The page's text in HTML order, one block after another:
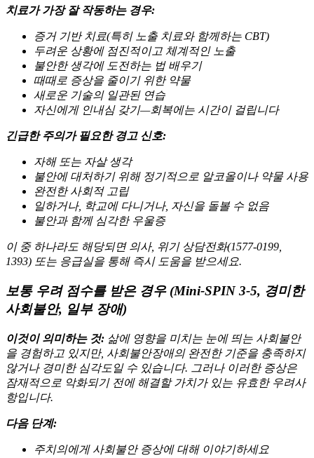
치료가 가장 잘 작동하는 경우:
증거 기반 치료(특히 노출 치료와 함께하는 CBT)
두려운 상황에 점진적이고 체계적인 노출
불안한 생각에 도전하는 법 배우기
때때로 증상을 줄이기 위한 약물
새로운 기술의 일관된 연습
자신에게 인내심 갖기—회복에는 시간이 걸립니다
긴급한 주의가 필요한 경고 신호:
자해 또는 자살 생각
불안에 대처하기 위해 정기적으로 알코올이나 약물 사용
완전한 사회적 고립
일하거나, 학교에 다니거나, 자신을 돌볼 수 없음
불안과 함께 심각한 우울증
이 중 하나라도 해당되면 의사, 위기 상담전화(1577-0199,
1393) 또는 응급실을 통해 즉시 도움을 받으세요.
보통 우려 점수를 받은 경우 (Mini-SPIN 3-5, 경미한
사회불안, 일부 장애)
이것이 의미하는 것: 삶에 영향을 미치는 눈에 띄는 사회불안
을 경험하고 있지만, 사회불안장애의 완전한 기준을 충족하지
않거나 경미한 심각도일 수 있습니다. 그러나 이러한 증상은
잠재적으로 악화되기 전에 해결할 가치가 있는 유효한 우려사
항입니다.
다음 단계:
주치의에게 사회불안 증상에 대해 이야기하세요